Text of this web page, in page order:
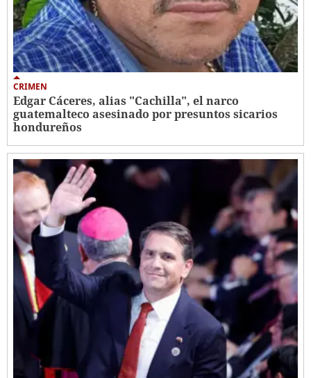
CRIMEN
Edgar Cáceres, alias "Cachilla", el narco
guatemalteco asesinado por presuntos sicarios
hondureños